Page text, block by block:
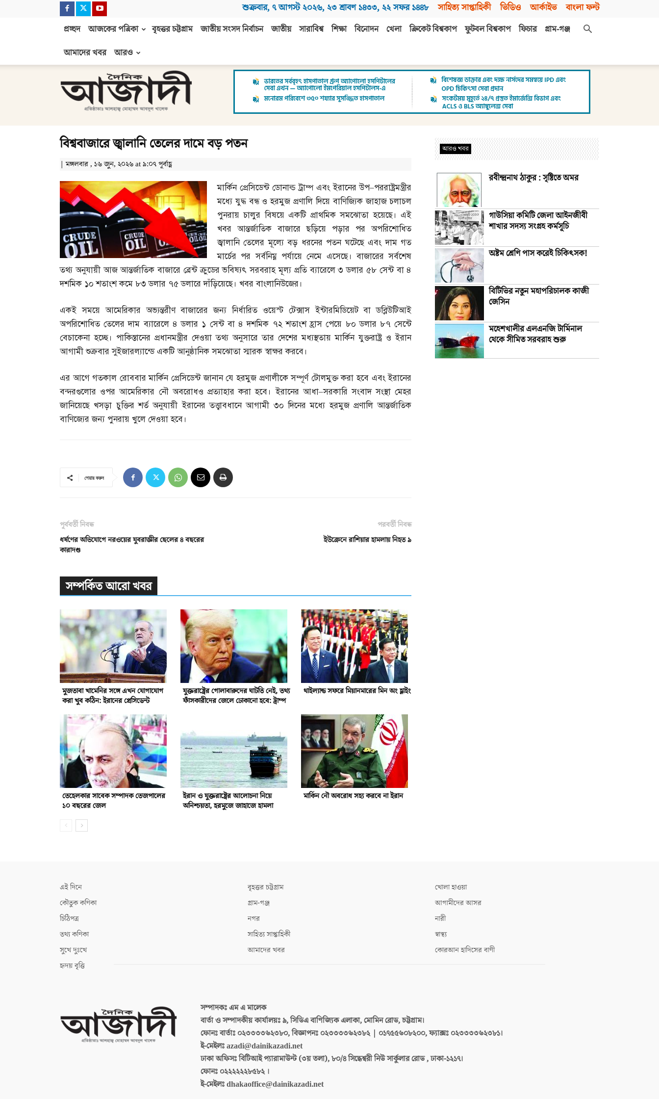
শুক্রবার, ৭ আগস্ট ২০২৬, ২৩ শ্রাবণ ১৪৩৩, ২২ সফর ১৪৪৮ সাহিত্য সাপ্তাহিকী ভিডিও আর্কাইভ বাংলা ফন্ট
প্রচ্ছদ আজকের পত্রিকা বৃহত্তর চট্টগ্রাম জাতীয় সংসদ নির্বাচন জাতীয় সারাবিশ্ব শিক্ষা বিনোদন খেলা ক্রিকেট বিশ্বকাপ ফুটবল বিশ্বকাপ ফিচার
গ্রাম-গঞ্জ
আমাদের খবর
আরও
আজাদী
বিশ্ববাজারে জ্বালানি তেলের দামে বড় পতন
| মঙ্গলবার , ১৬ জুন, ২০২৬ at ৯:০৭ পূর্বাহ্ণ
মার্কিন প্রেসিডেন্ট ডোনাল্ড ট্রাম্প এবং ইরানের উপ–পররাষ্ট্রমন্ত্রীর
মধ্যে যুদ্ধ বন্ধ ও হরমুজ প্রণালি দিয়ে বাণিজ্যিক জাহাজ চলাচল
পুনরায় চালুর বিষয়ে একটি প্রাথমিক সমঝোতা হয়েছে। এই
খবর আন্তর্জাতিক বাজারে ছড়িয়ে পড়ার পর অপরিশোধিত
জ্বালানি তেলের মূল্যে বড় ধরনের পতন ঘটেছে এবং দাম গত
মার্চের পর সর্বনিম্ন পর্যায়ে নেমে এসেছে। বাজারের সর্বশেষ
তথ্য অনুযায়ী আজ আন্তর্জাতিক বাজারে ব্রেন্ট ক্রুডের ভবিষ্যৎ সরবরাহ মূল্য প্রতি ব্যারেলে ৩ ডলার ৫৮ সেন্ট বা ৪
দশমিক ১০ শতাংশ কমে ৮৩ ডলার ৭৫ ডলারে দাঁড়িয়েছে। খবর বাংলানিউজের।
একই সময়ে আমেরিকার অভ্যন্তরীণ বাজারের জন্য নির্ধারিত ওয়েস্ট টেক্সাস ইন্টারমিডিয়েট বা ডব্লিউটিআই
অপরিশোধিত তেলের দাম ব্যারেলে ৪ ডলার ১ সেন্ট বা ৪ দশমিক ৭২ শতাংশ হ্রাস পেয়ে ৮০ ডলার ৮৭ সেন্টে
বেচাকেনা হচ্ছে। পাকিস্তানের প্রধানমন্ত্রীর দেওয়া তথ্য অনুসারে তার দেশের মধ্যস্থতায় মার্কিন যুক্তরাষ্ট্র ও ইরান
আগামী শুক্রবার সুইজারল্যান্ডে একটি আনুষ্ঠানিক সমঝোতা স্মারক স্বাক্ষর করবে।
এর আগে গতকাল রোববার মার্কিন প্রেসিডেন্ট জানান যে হরমুজ প্রণালীকে সম্পূর্ণ টোলমুক্ত করা হবে এবং ইরানের
বন্দরগুলোর ওপর আমেরিকার নৌ অবরোধও প্রত্যাহার করা হবে। ইরানের আধা–সরকারি সংবাদ সংস্থা মেহর
জানিয়েছে খসড়া চুক্তির শর্ত অনুযায়ী ইরানের তত্ত্বাবধানে আগামী ৩০ দিনের মধ্যে হরমুজ প্রণালি আন্তর্জাতিক
বাণিজ্যের জন্য পুনরায় খুলে দেওয়া হবে।
শেয়ার করুন
পূর্ববর্তী নিবন্ধ
ধর্ষণের অভিযোগে নরওয়ের যুবরাজ্ঞীর ছেলের ৪ বছরের
কারাদণ্ড
পরবর্তী নিবন্ধ
ইউক্রেনে রাশিয়ার হামলায় নিহত ৯
সম্পর্কিত আরো খবর
মুজতাবা খামেনির সঙ্গে এখন যোগাযোগ
করা খুব কঠিন: ইরানের প্রেসিডেন্ট
যুক্তরাষ্ট্রের গোলাবারুদের ঘাটতি নেই, তথ্য
ফাঁসকারীদের জেলে ঢোকানো হবে: ট্রাম্প
থাইল্যান্ড সফরে মিয়ানমারের মিন অং হ্লাইং
তেহেলকার সাবেক সম্পাদক তেজপালের
১০ বছরের জেল
ইরান ও যুক্তরাষ্ট্রের আলোচনা নিয়ে
অনিশ্চয়তা, হরমুজে জাহাজে হামলা
মার্কিন নৌ অবরোধ সহ্য করবে না ইরান
আরও খবর
রবীন্দ্রনাথ ঠাকুর : সৃষ্টিতে অমর
গাউসিয়া কমিটি জেলা আইনজীবী
শাখার সদস্য সংগ্রহ কর্মসূচি
অষ্টম শ্রেণি পাস করেই চিকিৎসক!
বিটিভির নতুন মহাপরিচালক কাজী
জেসিন
মহেশখালীর এলএনজি টার্মিনাল
থেকে সীমিত সরবরাহ শুরু
এই দিনে
কৌতুক কণিকা
চিঠিপত্র
তথ্য কণিকা
সুখে দুঃখে
হৃদয় বৃত্তি
বৃহত্তর চট্টগ্রাম
গ্রাম-গঞ্জ
নগর
সাহিত্য সাপ্তাহিকী
আমাদের খবর
খোলা হাওয়া
আগামীদের আসর
নারী
স্বাস্থ্য
কোরআন হাদিসের বাণী
সম্পাদকঃএম এ মালেক
বার্তা ও সম্পাদকীয় কার্যালয়ঃ৯, সিডিএ বাণিজ্যিক এলাকা, মোমিন রোড, চট্টগ্রাম।
ফোনঃ বার্তাঃ ০২৩৩৩৩৬২৩৮০, বিজ্ঞাপনঃ ০২৩৩৩৩৬২৩৮২ | ০১৭৫৫৬০৮২০০, ফ্যাক্সঃ ০২৩৩৩৩৬২৩৮১।
ই-মেইলঃazadi@dainikazadi.net
ঢাকা অফিসঃবিটিআই প্যারামাউন্ট (৩য় তলা), ৮০/৪ সিদ্ধেশ্বরী নিউ সার্কুলার রোড , ঢাকা-১২১৭।
ফোনঃ ০২২২২২২৮৫৮২ ।
ই-মেইলঃdhakaoffice@dainikazadi.net